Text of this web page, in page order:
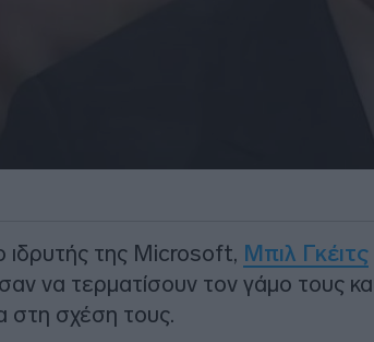
ιδρυτής της Microsoft, Μπιλ Γκέιτς
να τερματίσουν τον γάμο τους
σχέση τους.